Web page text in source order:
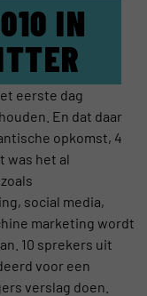
IN
eerste dag
En dat daar
opkomst, 4
was het al
social media,
marketing wordt
10 sprekers uit
voor een
verslag doen.